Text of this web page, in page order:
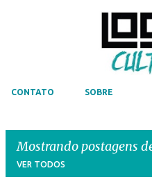
Pular para o
CONTATO SOBRE
Mostrando postagens
VER TODOS